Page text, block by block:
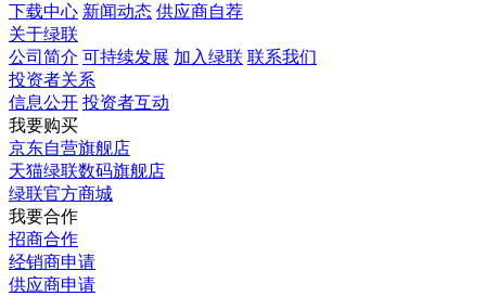
下载中心 新闻动态 供应商自荐
关于绿联
公司简介 可持续发展 加入绿联 联系我们
投资者关系
信息公开 投资者互动
我要购买
京东自营旗舰店
天猫绿联数码旗舰店
绿联官方商城
我要合作
招商合作
经销商申请
供应商申请